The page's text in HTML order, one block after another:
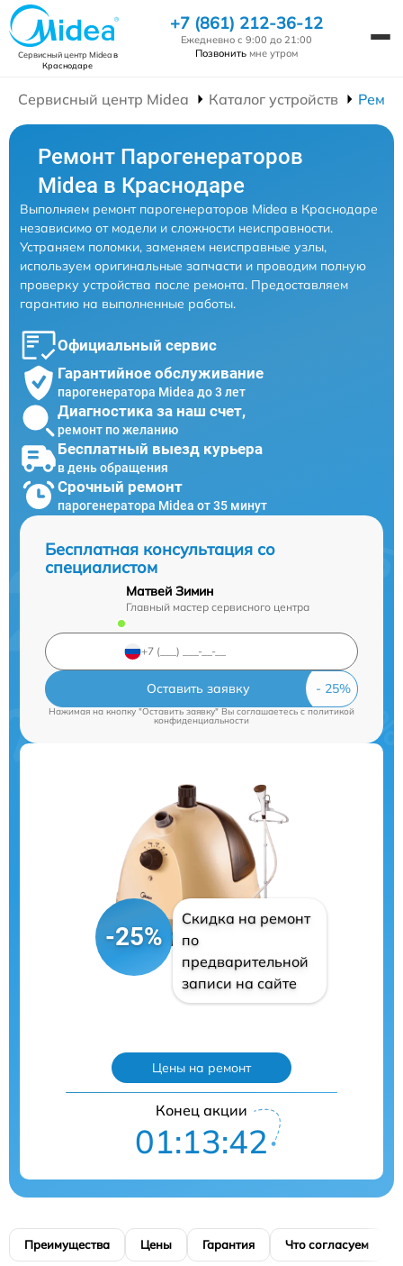
Сервисный центр Mideaв
Краснодаре
+7 (861) 212-36-12
Ежедневно с 9:00 до 21:00
Позвонить мне утром
Сервисный центр Midea Каталог устройств
Ремонт Парогенераторов
Midea в Краснодаре
Выполняем ремонт парогенераторов Midea в Краснодаре
независимо от модели и сложности неисправности.
Устраняем поломки, заменяем неисправные узлы,
используем оригинальные запчасти и проводим полную
проверку устройства после ремонта. Предоставляем
гарантию на выполненные работы.
Официальный сервис
Гарантийное обслуживание
парогенератора Midea до 3 лет
Диагностика за наш счет,
ремонт по желанию
Бесплатный выезд курьера
в день обращения
Срочный ремонт
парогенератора Midea от 35 минут
Бесплатная консультация со
специалистом
Матвей Зимин
Главный мастер сервисного центра
Оставить заявку
Нажимая на кнопку "Оставить заявку" Вы соглашаетесь cполитикой
конфиденциальности
-25%
Скидка на ремонт
по
предварительной
записи на сайте
Цены на ремонт
Конец акции
01:13:41
Преимущества Цены Гарантия Что согласуем